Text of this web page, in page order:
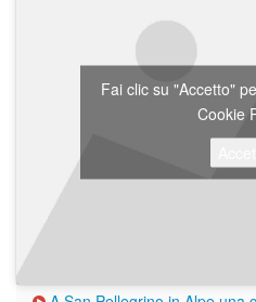
Fai clic su "Accetto"
Cookie